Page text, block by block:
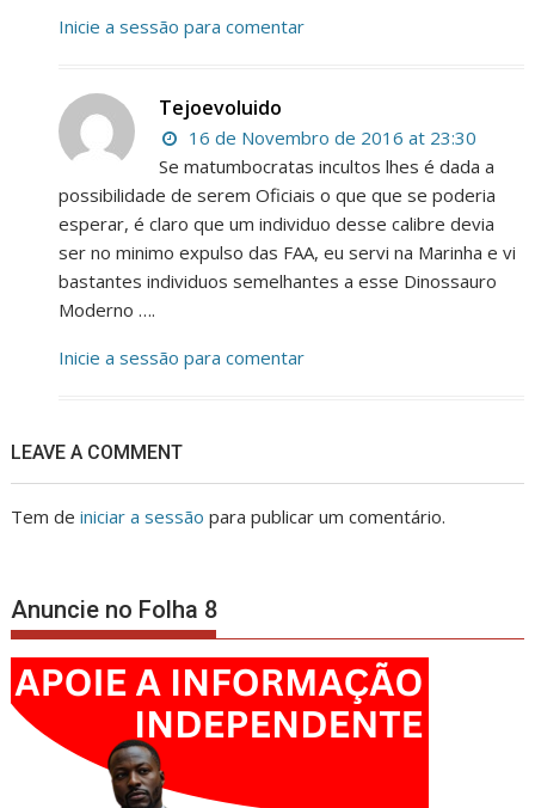
Inicie a sessão para comentar
Tejoevoluido
16 de Novembro de 2016 at 23:30
Se matumbocratas incultos lhes é dada a
possibilidade de serem Oficiais o que que se poderia
esperar, é claro que um individuo desse calibre devia
ser no minimo expulso das FAA, eu servi na Marinha e vi
bastantes individuos semelhantes a esse Dinossauro
Moderno ….
Inicie a sessão para comentar
LEAVE A COMMENT
Tem deiniciar a sessão para publicar um comentário.
Anuncie no Folha 8